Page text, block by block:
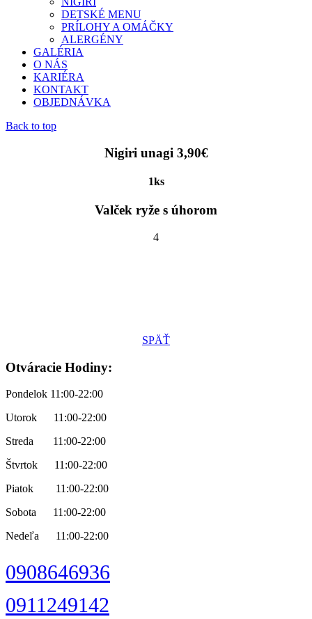
DETSKÉ MENU
PRÍLOHY A OMÁČKY
ALERGÉNY
GALÉRIA
O NÁS
KARIÉRA
KONTAKT
OBJEDNÁVKA
Back to top
Nigiri unagi 3,90€
1ks
Valček ryže s úhorom
4
SPÄŤ
Otváracie Hodiny:
Pondelok 11:00-22:00
Utorok 11:00-22:00
Streda 11:00-22:00
Štvrtok 11:00-22:00
Piatok 11:00-22:00
Sobota 11:00-22:00
Nedeľa 11:00-22:00
0908646936
0911249142